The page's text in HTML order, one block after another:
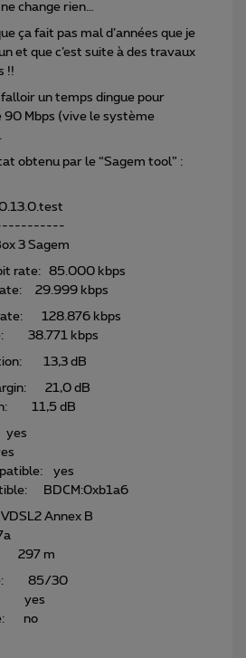
change rien…
ça fait pas mal d’années que je
et que c’est suite à des travaux
!!
falloir un temps dingue pour
90 Mbps (vive le système
obtenu par le “Sagem tool” :
Sagem
rate: 85.000 kbps
29.999 kbps
128.876 kbps
38.771 kbps
13,3 dB
21,0 dB
11,5 dB
yes
BDCM:0xb1a6
Annex B
297 m
85/30
yes
no